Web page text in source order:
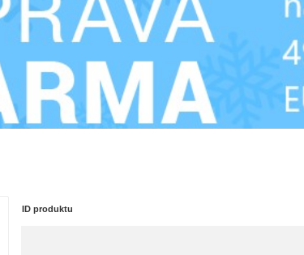
ID produktu